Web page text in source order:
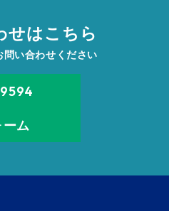
せはこちら
問い合わせください
ム